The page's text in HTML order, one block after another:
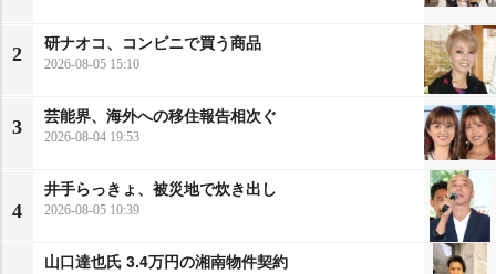
2
研ナオコ、コンビニで買う商品
2026-08-05 15:10
3
芸能界、海外への移住報告相次ぐ
2026-08-04 19:53
4
井手らっきょ、被災地で炊き出し
2026-08-05 10:39
山口達也氏 3.4万円の湘南物件契約